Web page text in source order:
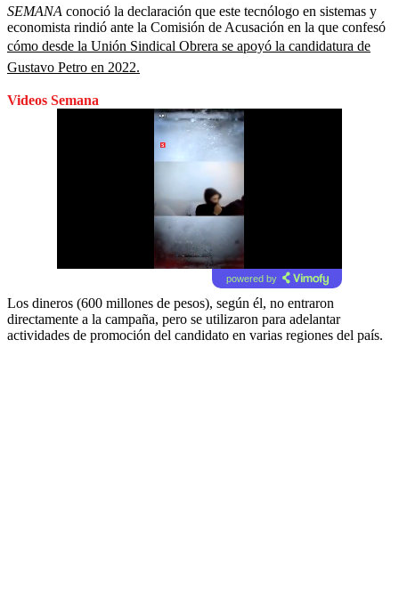
SEMANA conoció la declaración que este tecnólogo en sistemas y
economista rindió ante la Comisión de Acusación en la que confesó
cómo desde la Unión Sindical Obrera se apoyó la candidatura de
Gustavo Petro en 2022.
Videos Semana
powered by
Los dineros (600 millones de pesos), según él, no entraron
directamente a la campaña, pero se utilizaron para adelantar
actividades de promoción del candidato en varias regiones del país.